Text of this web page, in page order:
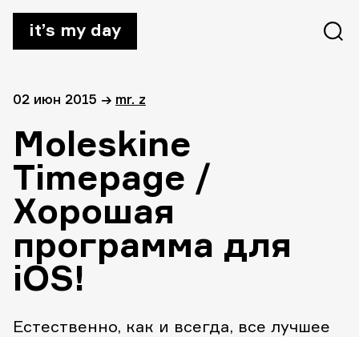
it’s my day
02 июн 2015 → mr. z
Moleskine
Timepage /
Хорошая
программа для
iOS!
Естественно, как и всегда, все лучшее